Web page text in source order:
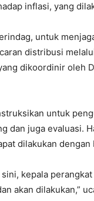
inflasi, yang
untuk
distribusi
dikoordinir oleh
untuk
dan juga evaluasi.
dilakukan dengan
kepala
akan dilakukan,”